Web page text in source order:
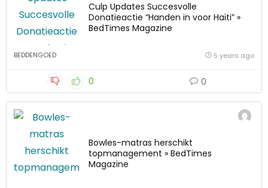
Culp Updates Succesvolle
Donatieactie “Handen in voor Haïti” »
BedTimes Magazine
BEDDENGOED 5 years ago
0 0
Bowles-matras herschikt
topmanagement » BedTimes
Magazine